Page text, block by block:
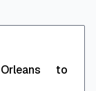
to